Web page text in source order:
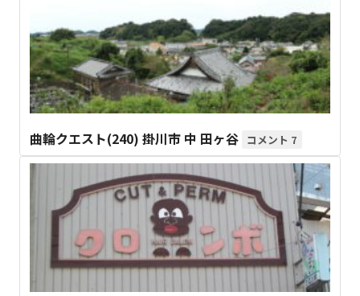
曲輪クエスト(240) 掛川市 中 田ヶ谷 7